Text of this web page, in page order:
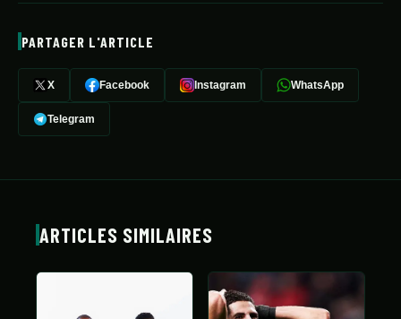
PARTAGER L'ARTICLE
X Facebook Instagram WhatsApp
Telegram
ARTICLES SIMILAIRES